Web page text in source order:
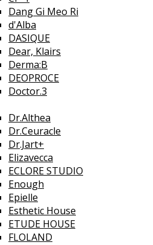
Dang Gi Meo Ri
d'Alba
DASIQUE
Dear, Klairs
Derma:B
DEOPROCE
Doctor.3
Dr.Althea
Dr.Ceuracle
Dr.Jart+
Elizavecca
ECLORE STUDIO
Enough
Epielle
Esthetic House
ETUDE HOUSE
FLOLAND